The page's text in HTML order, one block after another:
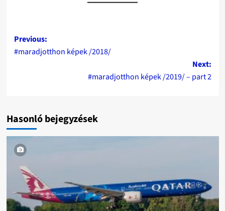
Post
navigation
Previous:
#maradjotthon képek /2018/
Next:
#maradjotthon képek /2019/ – part 2
Hasonló bejegyzések